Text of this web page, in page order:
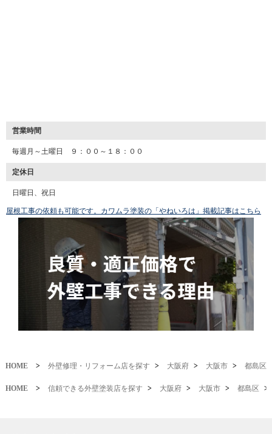
営業時間
毎週月～土曜日 ９：００～１８：００
定休日
日曜日、祝日
屋根工事の依頼も可能です。カワムラ塗装の「やねいろは」掲載記事はこちら
HOME > 外壁修理・リフォーム店を探す > 大阪府 > 大阪市 > 都島区
HOME > 信頼できる外壁塗装店を探す > 大阪府 > 大阪市 > 都島区 >